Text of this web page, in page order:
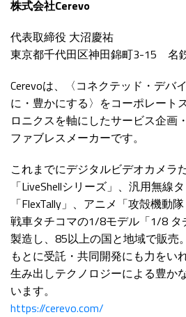
株式会社Cerevo
代表取締役 大沼慶祐
東京都千代田区神田錦町3-15 名
Cerevoは、〈コネクテッド・デバ
に・豊かにする〉をコーポレート
ロニクスを軸にしたサービス企画
ファブレスメーカーです。
これまでにデジタルビデオカメラ
「LiveShellシリーズ」、汎用無線
「FlexTally」、アニメ「攻殻機動
戦車タチコマの1/8モデル「1/8 タ
製造し、85以上の国と地域で販売
もとに受託・共同開発にも力をい
生み出しテクノロジーによる豊か
います。
https://cerevo.com/